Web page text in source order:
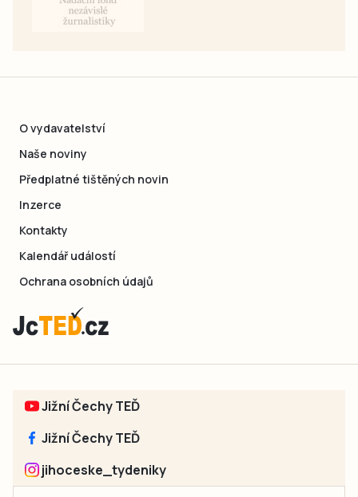
O vydavatelství
Naše noviny
Předplatné tištěných novin
Inzerce
Kontakty
Kalendář událostí
Ochrana osobních údajů
Jižní Čechy TEĎ
Jižní Čechy TEĎ
jihoceske_tydeniky